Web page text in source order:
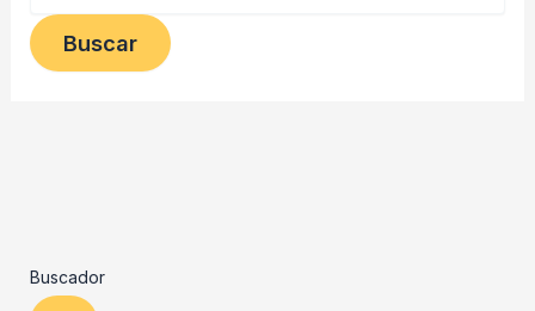
Buscador